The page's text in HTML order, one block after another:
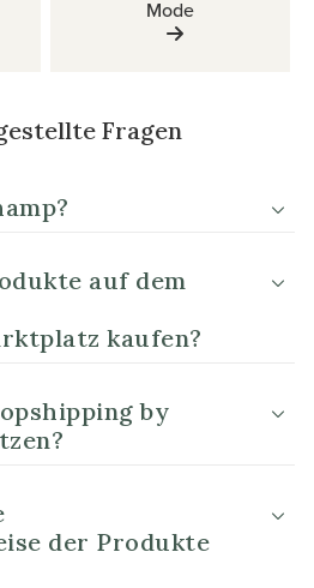
Mode
Fragen
auf dem
kaufen?
by
der Produkte